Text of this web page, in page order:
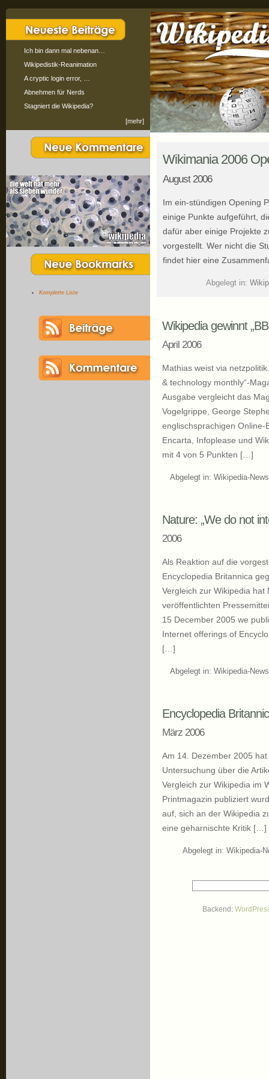
Ich bin dann mal nebenan…
Wikipedistik-Reanimation
A cryptic login error, …
Abnehmen für Nerds
Stagniert die Wikipedia?
[mehr]
Komplette Liste
Wikimania 2006
August 2006
Im ein-stündigen Opening
einige Punkte aufgeführt,
dafür aber einige Projekte
vorgestellt. Wer nicht die
findet hier eine
Abgelegt in:
Wikipedia gewinnt
April 2006
Mathias weist via
& technology monthly“-
Ausgabe vergleicht das
Vogelgrippe, George
englischsprachigen Online-
Encarta, Infoplease und
mit 4 von 5 Punkten […]
Abgelegt in: Wikipedia-News
Nature: „We do not
2006
Als Reaktion auf die
Encyclopedia Britannica
Vergleich zur Wikipedia
veröffentlichten
15 December 2005 we
Internet offerings of
[…]
Abgelegt in: Wikipedia-News
Encyclopedia
März 2006
Am 14. Dezember 2005
Untersuchung über die
Vergleich zur Wikipedia im
Printmagazin publiziert
auf, sich an der Wikipedia
eine geharnischte Kritik […]
Abgelegt in: Wikipedia-
Backend: